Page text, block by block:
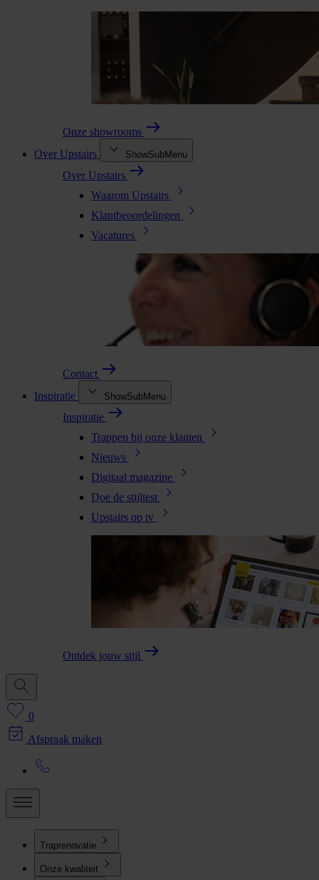
Onze showrooms
Over Upstairs
ShowSubMenu
Over Upstairs
Waarom Upstairs
Klantbeoordelingen
Vacatures
Contact
Inspiratie
ShowSubMenu
Inspiratie
Trappen bij onze klanten
Nieuws
Digitaal magazine
Doe de stijltest
Upstairs op tv
Ontdek jouw stijl
0
Afspraak maken
Traprenovatie
Onze kwaliteit